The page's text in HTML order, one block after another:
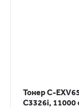
Тонер C-
C3326i, 11000